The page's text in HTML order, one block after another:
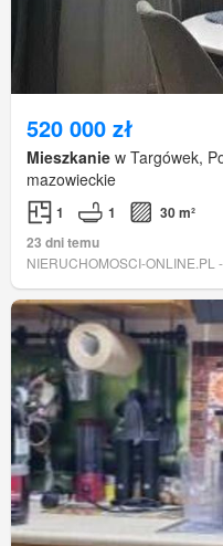
520 000 zł
Mieszkanie w Targówek,
mazowieckie
1 1
30 m²
23 dni temu
NIERUCHOMOSCI-ONLINE.PL